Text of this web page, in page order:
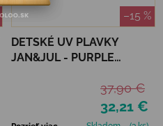
–15 %
DETSKÉ UV PLAVKY
JAN&JUL - PURPLE
32,21 €
37,90 €